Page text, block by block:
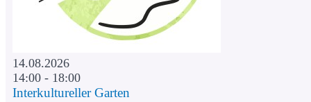
14.08.2026
14:00 - 18:00
Interkultureller Garten